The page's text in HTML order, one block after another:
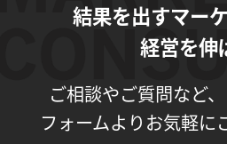
結果を出すマー
経営を伸
ご相談やご質問など
フォームよりお気軽に